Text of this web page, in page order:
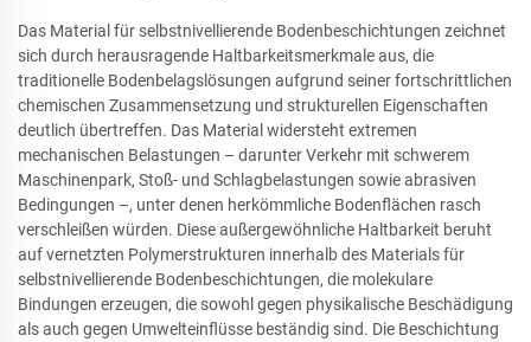
Das Material für selbstnivellierende Bodenbeschichtungen zeichnet
sich durch herausragende Haltbarkeitsmerkmale aus, die
traditionelle Bodenbelagslösungen aufgrund seiner fortschrittlichen
chemischen Zusammensetzung und strukturellen Eigenschaften
deutlich übertreffen. Das Material widersteht extremen
mechanischen Belastungen – darunter Verkehr mit schwerem
Maschinenpark, Stoß- und Schlagbelastungen sowie abrasiven
Bedingungen –, unter denen herkömmliche Bodenflächen rasch
verschleißen würden. Diese außergewöhnliche Haltbarkeit beruht
auf vernetzten Polymerstrukturen innerhalb des Materials für
selbstnivellierende Bodenbeschichtungen, die molekulare
Bindungen erzeugen, die sowohl gegen physikalische Beschädigung
als auch gegen Umwelteinflüsse beständig sind. Die Beschichtung